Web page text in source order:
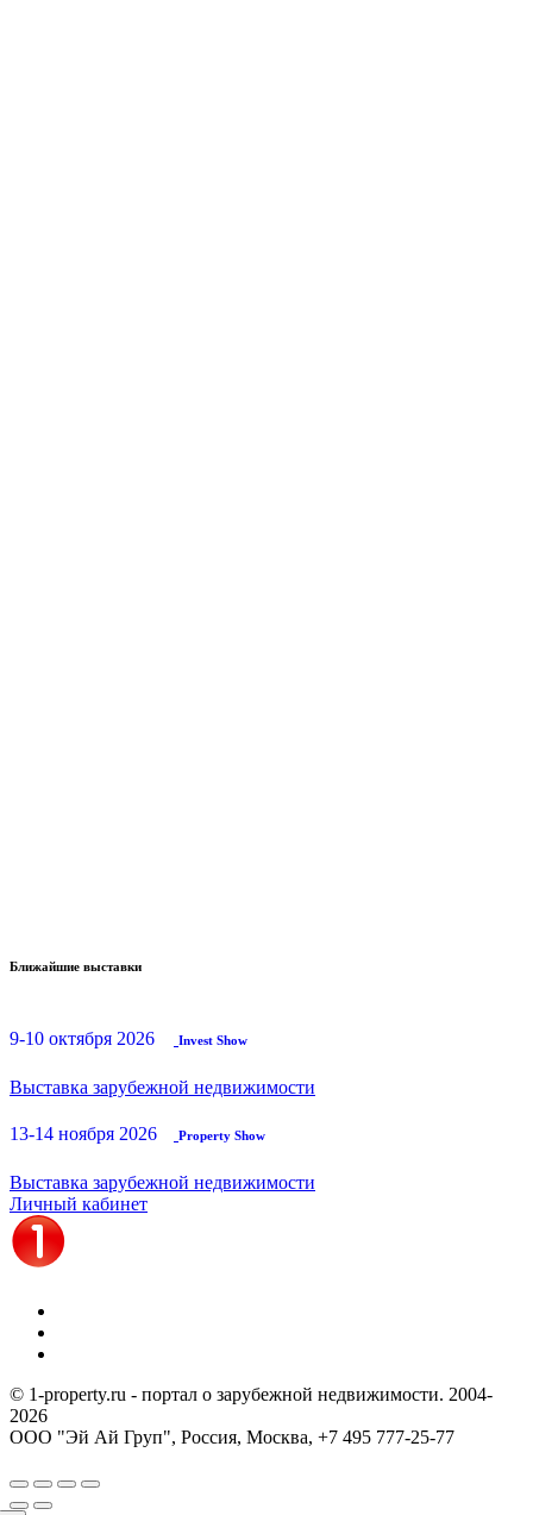
Ближайшие выставки
9-10 октября 2026 Invest Show
Выставка зарубежной недвижимости
13-14 ноября 2026 Property Show
Выставка зарубежной недвижимости
Личный кабинет
© 1-property.ru - портал о зарубежной недвижимости. 2004-
2026
ООО "Эй Ай Груп", Россия, Москва, +7 495 777-25-77